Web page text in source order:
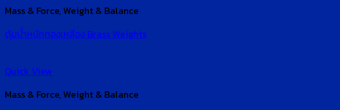
Mass & Force, Weight & Balance
ตุ้มน้ำหนักทองเหลือง Brass Weights
Quick View
Mass & Force, Weight & Balance